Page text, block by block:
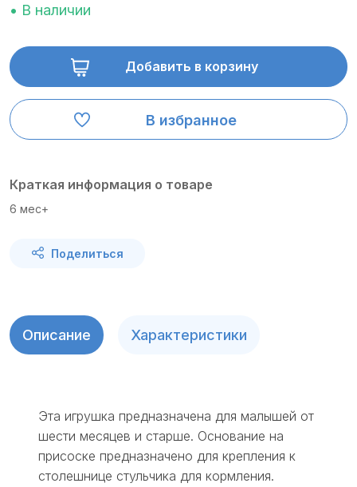
• В наличии
Добавить в корзину
В избранное
Краткая информация о товаре
6 мес+
Поделиться
Описание Характеристики
Эта игрушка предназначена для малышей от
шести месяцев и старше. Основание на
присоске предназначено для крепления к
столешнице стульчика для кормления.